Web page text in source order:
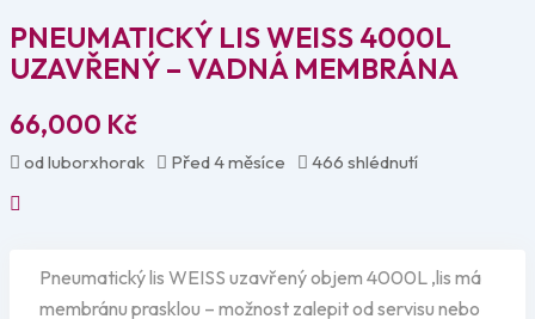
PNEUMATICKÝ LIS WEISS 4000L
UZAVŘENÝ – VADNÁ MEMBRÁNA
66,000 Kč
od luborxhorak Před 4 měsíce 466 shlédnutí
Pneumatický lis WEISS uzavřený objem 4000L ,lis má
membránu prasklou – možnost zalepit od servisu nebo